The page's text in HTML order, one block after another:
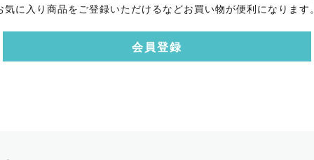
気に入り商品をご登録いただけるなどお買い物が便利になります
会員登録